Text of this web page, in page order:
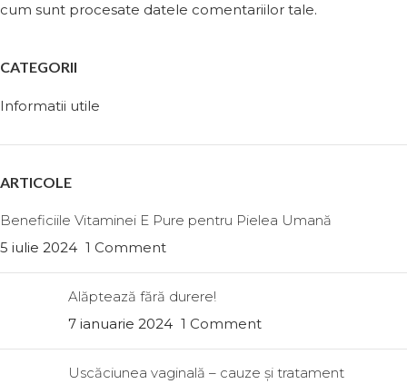
cum sunt procesate datele comentariilor tale.
CATEGORII
Informatii utile
ARTICOLE
Beneficiile Vitaminei E Pure pentru Pielea Umană
5 iulie 2024 1 Comment
Alăptează fără durere!
7 ianuarie 2024 1 Comment
Uscăciunea vaginală – cauze şi tratament